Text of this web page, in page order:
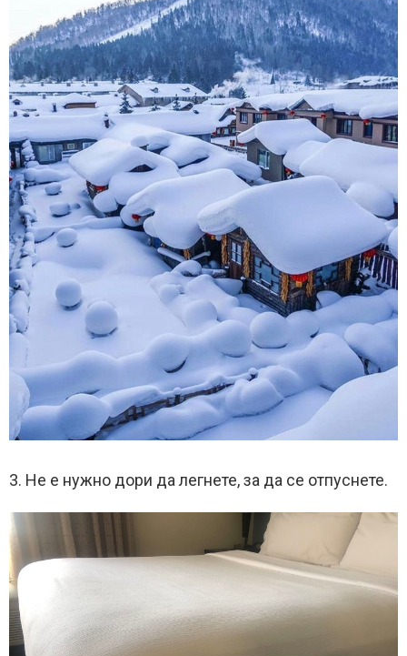
3. Не е нужно дори да легнете, за да се отпуснете.